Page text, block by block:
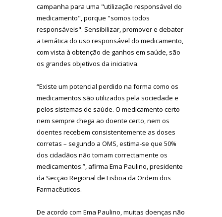
campanha para uma "utilização responsável do
medicamento", porque "somos todos
responsáveis". Sensibilizar, promover e debater
a temática do uso responsável do medicamento,
com vista à obtenção de ganhos em saúde, são
os grandes objetivos da iniciativa.
“Existe um potencial perdido na forma como os
medicamentos são utilizados pela sociedade e
pelos sistemas de saúde. O medicamento certo
nem sempre chega ao doente certo, nem os
doentes recebem consistentemente as doses
corretas – segundo a OMS, estima-se que 50%
dos cidadãos não tomam correctamente os
medicamentos.”, afirma Ema Paulino, presidente
da Secção Regional de Lisboa da Ordem dos
Farmacêuticos.
De acordo com Ema Paulino, muitas doenças não